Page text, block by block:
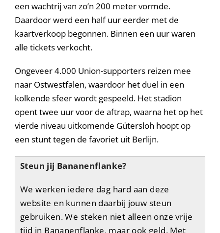
een wachtrij van zo’n 200 meter vormde.
Daardoor werd een half uur eerder met de
kaartverkoop begonnen. Binnen een uur waren
alle tickets verkocht.
Ongeveer 4.000 Union-supporters reizen mee
naar Ostwestfalen, waardoor het duel in een
kolkende sfeer wordt gespeeld. Het stadion
opent twee uur voor de aftrap, waarna het op het
vierde niveau uitkomende Gütersloh hoopt op
een stunt tegen de favoriet uit Berlijn.
Steun jij Bananenflanke?
We werken iedere dag hard aan deze
website en kunnen daarbij jouw steun
gebruiken. We steken niet alleen onze vrije
tijd in Bananenflanke, maar ook geld. Met